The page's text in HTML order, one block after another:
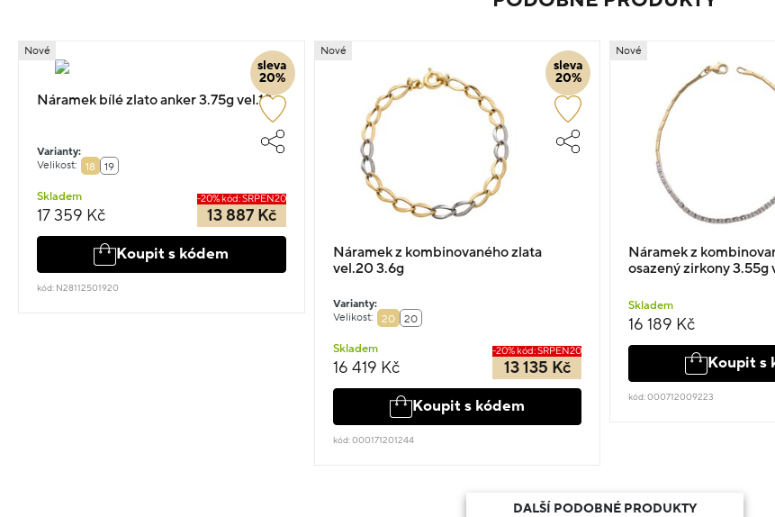
sleva
20%
Nové
Náramek bílé zlato anker 3.75g vel.18
Varianty:
Velikost:
18 19
Skladem
17 359 Kč
-20% kód: SRPEN20
13 887 Kč
Koupit s kódem
kód: N28112501920
sleva
20%
Nové
Náramek z kombinovaného zlata
vel.20 3.6g
Varianty:
Velikost:
20 20
Skladem
16 419 Kč
-20% kód: SRPEN20
13 135 Kč
Koupit s kódem
kód: 000171201244
Nové
Náramek z
osazený zirkony 3.55g
Skladem
16 189 Kč
Koupit s
kód: 000712009223
DALŠÍ PODOBNÉ PRODUKTY